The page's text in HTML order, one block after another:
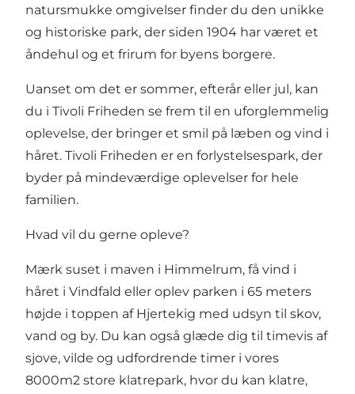
natursmukke omgivelser finder du den unikke
og historiske park, der siden 1904 har været et
åndehul og et frirum for byens borgere.
Uanset om det er sommer, efterår eller jul, kan
du i Tivoli Friheden se frem til en uforglemmelig
oplevelse, der bringer et smil på læben og vind i
håret. Tivoli Friheden er en forlystelsespark, der
byder på mindeværdige oplevelser for hele
familien.
Hvad vil du gerne opleve?
Mærk suset i maven i Himmelrum, få vind i
håret i Vindfald eller oplev parken i 65 meters
højde i toppen af Hjertekig med udsyn til skov,
vand og by. Du kan også glæde dig til timevis af
sjove, vilde og udfordrende timer i vores
8000m2 store klatrepark, hvor du kan klatre,